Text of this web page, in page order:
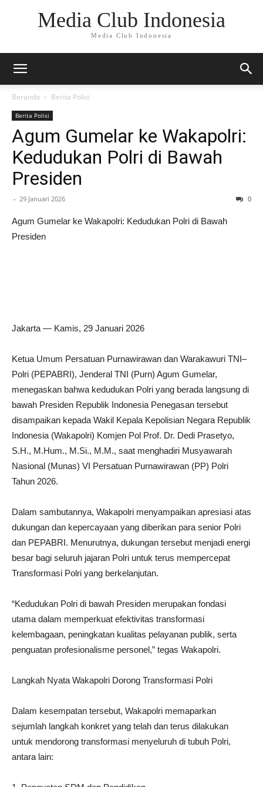
Media Club Indonesia
Media Club Indonesia
Beranda Berita Polisi
Berita Polisi
Agum Gumelar ke Wakapolri:
Kedudukan Polri di Bawah
Presiden
- 29 Januari 2026 0
Agum Gumelar ke Wakapolri: Kedudukan Polri di Bawah
Presiden
Jakarta — Kamis, 29 Januari 2026
Ketua Umum Persatuan Purnawirawan dan Warakawuri TNI–
Polri (PEPABRI), Jenderal TNI (Purn) Agum Gumelar,
menegaskan bahwa kedudukan Polri yang berada langsung di
bawah Presiden Republik Indonesia Penegasan tersebut
disampaikan kepada Wakil Kepala Kepolisian Negara Republik
Indonesia (Wakapolri) Komjen Pol Prof. Dr. Dedi Prasetyo,
S.H., M.Hum., M.Si., M.M., saat menghadiri Musyawarah
Nasional (Munas) VI Persatuan Purnawirawan (PP) Polri
Tahun 2026.
Dalam sambutannya, Wakapolri menyampaikan apresiasi atas
dukungan dan kepercayaan yang diberikan para senior Polri
dan PEPABRI. Menurutnya, dukungan tersebut menjadi energi
besar bagi seluruh jajaran Polri untuk terus mempercepat
Transformasi Polri yang berkelanjutan.
“Kedudukan Polri di bawah Presiden merupakan fondasi
utama dalam memperkuat efektivitas transformasi
kelembagaan, peningkatan kualitas pelayanan publik, serta
penguatan profesionalisme personel,” tegas Wakapolri.
Langkah Nyata Wakapolri Dorong Transformasi Polri
Dalam kesempatan tersebut, Wakapolri memaparkan
sejumlah langkah konkret yang telah dan terus dilakukan
untuk mendorong transformasi menyeluruh di tubuh Polri,
antara lain: